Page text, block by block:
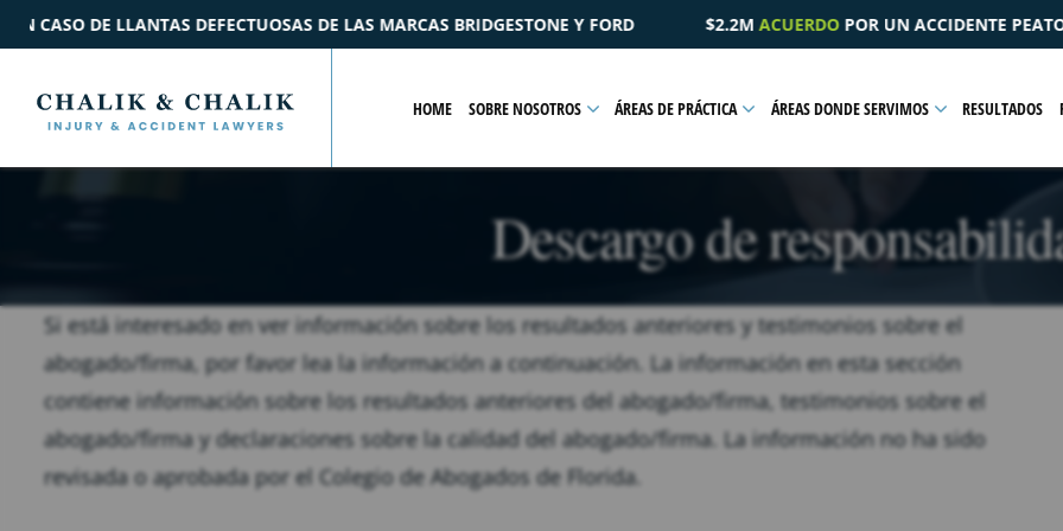
DE LAS MARCAS BRIDGESTONE Y FORD $2.2MACUERDOPOR UN ACCIDENTE PEATONAL QUE RESULTÓ EN UNA
HOME SOBRE NOSOTROS ÁREAS DE PRÁCTICA ÁREAS DONDE SERVIMOS RESULTADOS
Descargo de
Si está interesado en ver información sobre los resultados anteriores y testimonios sobre el
abogado/firma, por favor lea la información a continuación. La información en esta sección
contiene información sobre los resultados anteriores del abogado/firma, testimonios sobre el
abogado/firma y declaraciones sobre la calidad del abogado/firma. La información no ha sido
revisada o aprobada por el Colegio de Abogados de Florida.